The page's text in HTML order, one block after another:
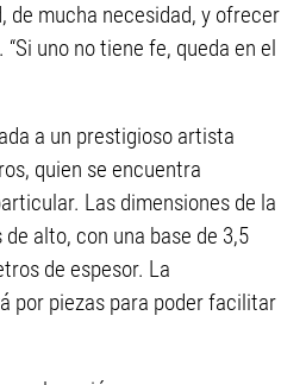
de mucha necesidad, y ofrecer
uno no tiene fe, queda en el
a un prestigioso artista
quien se encuentra
Las dimensiones de la
alto, con una base de 3,5
de espesor. La
por piezas para poder facilitar